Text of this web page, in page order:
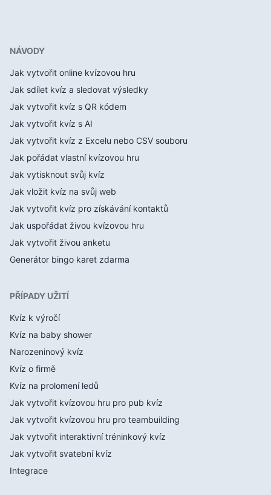
NÁVODY
Jak vytvořit online kvízovou hru
Jak sdílet kvíz a sledovat výsledky
Jak vytvořit kvíz s QR kódem
Jak vytvořit kvíz s AI
Jak vytvořit kvíz z Excelu nebo CSV souboru
Jak pořádat vlastní kvízovou hru
Jak vytisknout svůj kvíz
Jak vložit kvíz na svůj web
Jak vytvořit kvíz pro získávání kontaktů
Jak uspořádat živou kvízovou hru
Jak vytvořit živou anketu
Generátor bingo karet zdarma
PŘÍPADY UŽITÍ
Kvíz k výročí
Kvíz na baby shower
Narozeninový kvíz
Kvíz o firmě
Kvíz na prolomení ledů
Jak vytvořit kvízovou hru pro pub kvíz
Jak vytvořit kvízovou hru pro teambuilding
Jak vytvořit interaktivní tréninkový kvíz
Jak vytvořit svatební kvíz
Integrace